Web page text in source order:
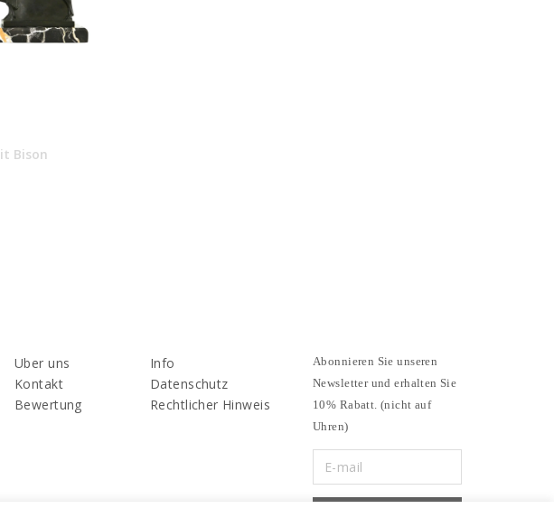
Bison
Uber uns
Kontakt
Bewertung
Info
Datenschutz
Rechtlicher Hinweis
Abonnieren Sie unseren
Newsletter und erhalten Sie
10% Rabatt. (nicht auf
Uhren)